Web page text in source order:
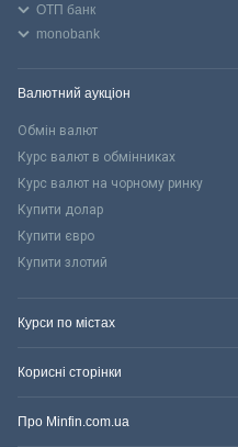
ОТП банк
monobank
Валютний аукціон
Обмін валют
Курс валют в обмінниках
Курс валют на чорному ринку
Купити долар
Купити євро
Купити злотий
Курси по містах
Корисні сторінки
Про Minfin.com.ua